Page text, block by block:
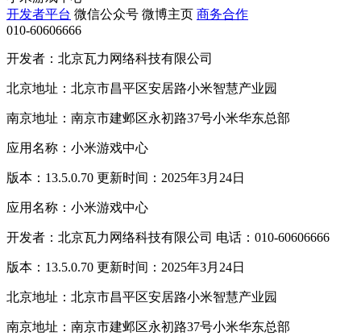
开发者平台 微信公众号 微博主页 商务合作
010-60606666
开发者：北京瓦力网络科技有限公司
北京地址：北京市昌平区安居路小米智慧产业园
南京地址：南京市建邺区永初路37号小米华东总部
应用名称：小米游戏中心
版本：13.5.0.70 更新时间：2025年3月24日
应用名称：小米游戏中心
开发者：北京瓦力网络科技有限公司 电话：010-60606666
版本：13.5.0.70 更新时间：2025年3月24日
北京地址：北京市昌平区安居路小米智慧产业园
南京地址：南京市建邺区永初路37号小米华东总部